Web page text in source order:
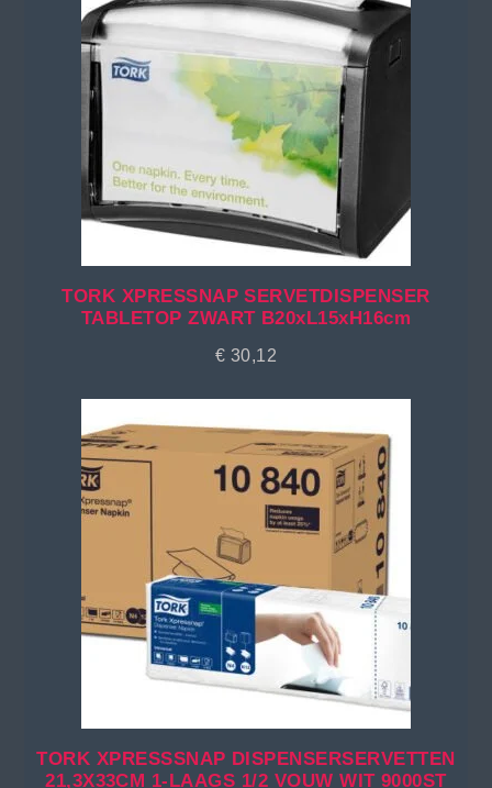
TORK XPRESSNAP SERVETDISPENSER
TABLETOP ZWART B20xL15xH16cm
€ 30,12
TORK XPRESSSNAP DISPENSERSERVETTEN
21,3X33CM 1-LAAGS 1/2 VOUW WIT 9000ST